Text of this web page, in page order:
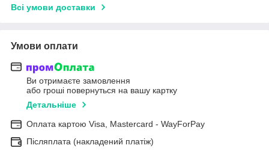
Всі умови доставки
Умови оплати
Ви отримаєте замовлення
або гроші повернуться на вашу картку
Детальніше
Оплата картою Visa, Mastercard - WayForPay
Післяплата (накладений платіж)